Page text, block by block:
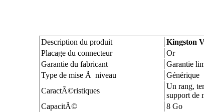
Description du produit
Kingston
Placage du connecteur
Or
Garantie du fabricant
Garantie
Type de mise Ã niveau
Générique
CaractÃ©ristiques
Un rang,
support de
CapacitÃ©
8 Go